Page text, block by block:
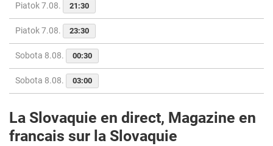
Piatok 7.08. 21:30
Piatok 7.08. 23:30
Sobota 8.08. 00:30
Sobota 8.08. 03:00
La Slovaquie en direct, Magazine en
francais sur la Slovaquie